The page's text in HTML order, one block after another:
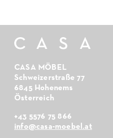
CASA MÖBEL
Schweizerstraße 77
6845 Hohenems
Österreich
+43 5576 75 866
info@casa-moebel.at